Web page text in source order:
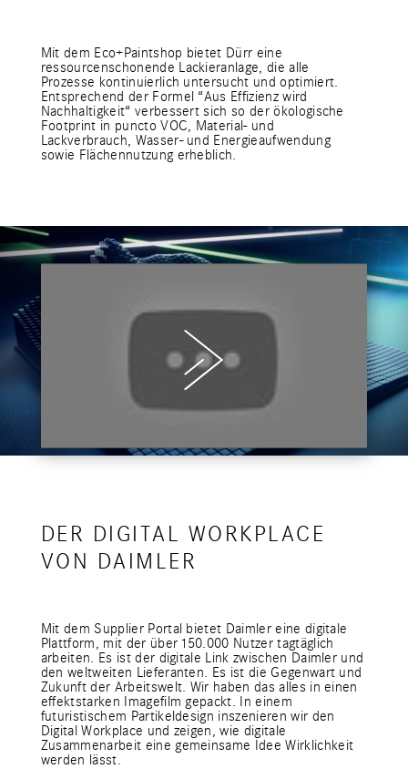
Mit dem Eco+Paintshop bietet Dürr eine
ressourcenschonende Lackieranlage, die alle
Prozesse kontinuierlich untersucht und optimiert.
Entsprechend der Formel “Aus Effizienz wird
Nachhaltigkeit“ verbessert sich so der ökologische
Footprint in puncto VOC, Material- und
Lackverbrauch, Wasser- und Energieaufwendung
sowie Flächennutzung erheblich.
DER DIGITAL WORKPLACE
VON DAIMLER
Mit dem Supplier Portal bietet Daimler eine digitale
Plattform, mit der über 150.000 Nutzer tagtäglich
arbeiten. Es ist der digitale Link zwischen Daimler und
den weltweiten Lieferanten. Es ist die Gegenwart und
Zukunft der Arbeitswelt. Wir haben das alles in einen
effektstarken Imagefilm gepackt. In einem
futuristischem Partikeldesign inszenieren wir den
Digital Workplace und zeigen, wie digitale
Zusammenarbeit eine gemeinsame Idee Wirklichkeit
werden lässt.